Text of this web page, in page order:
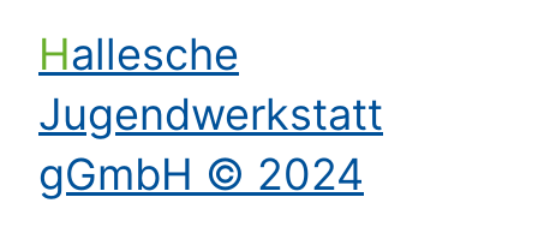
Hallesche
Jugendwerkstatt
gGmbH © 2024